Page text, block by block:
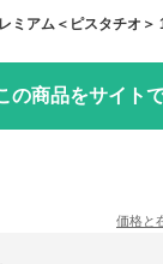
ミアム＜ピスタチオ＞
の商品をサイト
価格と